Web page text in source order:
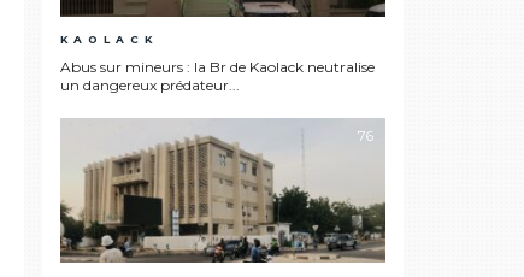
KAOLACK
Abus sur mineurs : la Br de Kaolack neutralise
un dangereux prédateur...
76